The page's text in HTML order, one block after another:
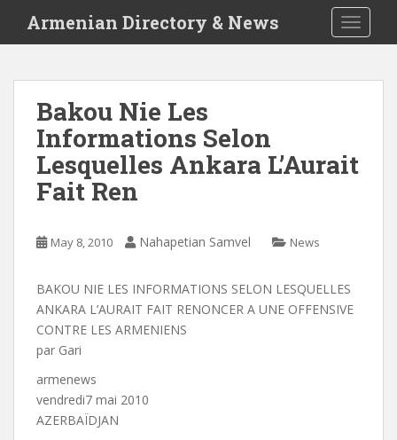
i
Armenian Directory & News
Bakou Nie Les
Informations Selon
Lesquelles Ankara L’Aurait
Fait Ren
May 8, 2010 Nahapetian Samvel News
BAKOU NIE LES INFORMATIONS SELON LESQUELLES
ANKARA L’AURAIT FAIT RENONCER A UNE OFFENSIVE
CONTRE LES ARMENIENS
par Gari
armenews
vendredi7 mai 2010
AZERBAÏDJAN